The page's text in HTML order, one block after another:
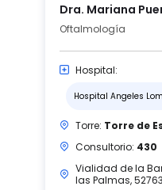
Dra. Mariana
Oftalmología
Hospital:
Hospital Angeles
Torre: Torre de
Consultorio: 430
Vialidad de la
las Palmas,